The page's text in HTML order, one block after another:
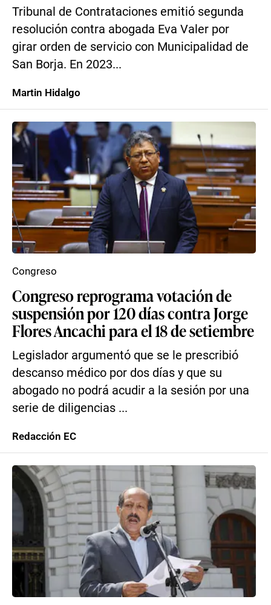
Tribunal de Contrataciones emitió segunda
resolución contra abogada Eva Valer por
girar orden de servicio con Municipalidad de
San Borja. En 2023...
Martin Hidalgo
Congreso reprograma votación de
suspensión por 120 días contra Jorge
Flores Ancachi para el 18 de setiembre
Legislador argumentó que se le prescribió
descanso médico por dos días y que su
abogado no podrá acudir a la sesión por una
serie de diligencias ...
Congreso
Redacción EC